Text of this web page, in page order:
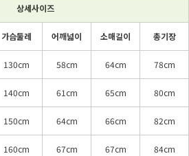
상세사이즈
가슴둘레 어깨넓이 소매길이 총기장
130cm 58cm 64cm 78cm
140cm 61cm 65cm 80cm
150cm 64cm 66cm 82cm
160cm 67cm 67cm 84cm